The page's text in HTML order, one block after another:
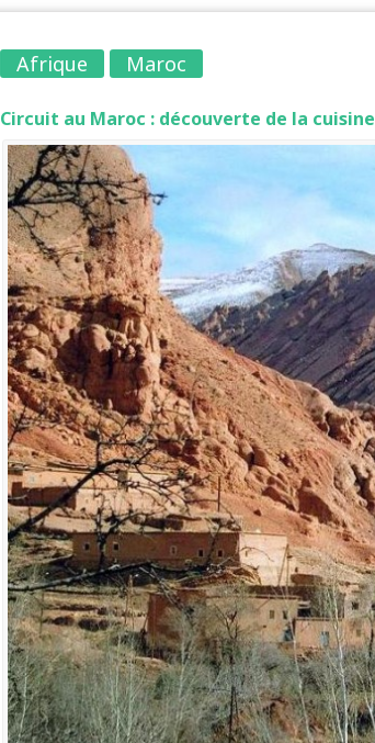
Afrique Maroc
Circuit au Maroc : découverte de la